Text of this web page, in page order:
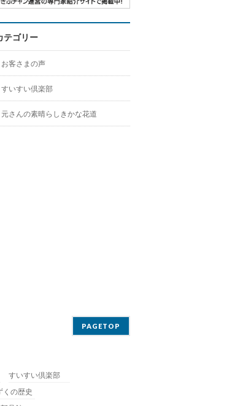
テゴリー
お客さまの声
すいすい倶楽部
元さんの素晴らしきかな花道
PAGETOP
すいすい倶楽部
くの歴史